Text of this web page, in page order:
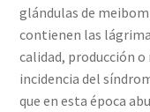
glándulas de
contienen las
calidad, producción
incidencia del
que en esta época